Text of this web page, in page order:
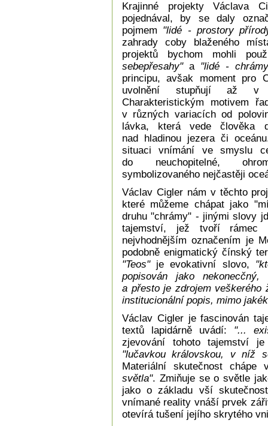
Krajinné projekty Václava
pojednával, by se daly
pojmem "lidé - prostory
zahrady coby blaženého
projektů bychom mohli
sebepřesahy"a "lidé -
principu, avšak moment pro
uvolnění stupňují až v
Charakteristickým motivem
v různých variacích od
lávka, která vede člověka
nad hladinou jezera či
situaci vnímání ve smyslu
do neuchopitelné,
symbolizovaného nejčastěji
Václav Cigler nám v těchto
které můžeme chápat jako
druhu "chrámy" - jinými slovy
tajemství, jež tvoří
nejvhodnějším označením je
podobně enigmatický čínský
"Teos"je evokativní slovo,
popisován jako nekonecčný,
a přesto je zdrojem
institucionální popis, mimo
Václav Cigler je fascinován
textů lapidárně uvádí: "...
zjevování tohoto tajemství
"lučavkou královskou, v níž
Materiální skutečnost
světla". Zmiňuje se o světle
jako o základu vší
vnímané reality vnáší prvek
otevírá tušení jejího skrytého